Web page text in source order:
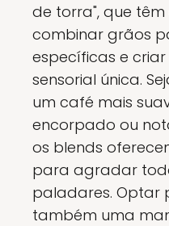
de torra", que
combinar grãos
específicas e
sensorial única.
um café mais
encorpado ou
os blends
para agradar
paladares. Optar
também uma